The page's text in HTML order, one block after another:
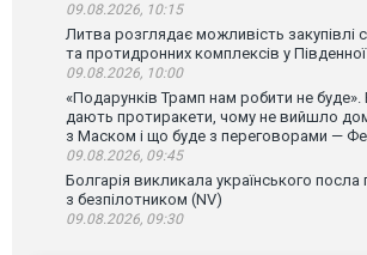
09.08.2026, 10:15
Литва розглядає можливість закупівлі
та протидронних комплексів у
09.08.2026, 10:00
«Подарунків Трамп нам робити не
дають протиракети, чому не вийшло
з Маском і що буде з переговорами —
09.08.2026, 09:45
Болгарія викликала українського посла
з безпілотником (NV)
09.08.2026, 09:30